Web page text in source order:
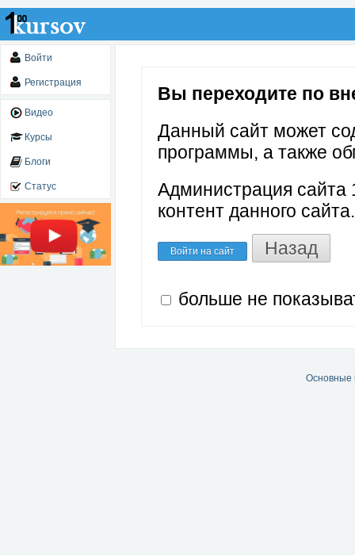
Войти
Регистрация
Видео
Курсы
Блоги
Статус
Вы переходите по
Данный сайт может
программы, а также
Администрация сайта
контент данного сайта.
Войти на сайт Назад
больше не
Основные